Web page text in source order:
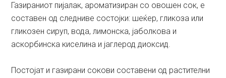
Газираниот пијалак, ароматизиран со овошен сок, е
составен од следниве состојки: шеќер, гликоза или
гликозен сируп, вода, лимонска, јаболкова и
аскорбинска киселина и јаглерод диоксид.
Постојат и газирани сокови составени од растителни